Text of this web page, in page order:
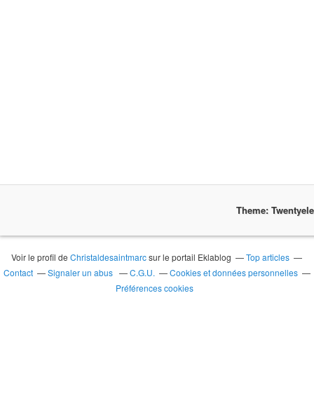
Theme:
Voir le profil deChristaldesaintmarcsur le portail Eklablog
Top articles
Contact
Signaler un abus C.G.U.
Cookies et données personnelles
Préférences cookies